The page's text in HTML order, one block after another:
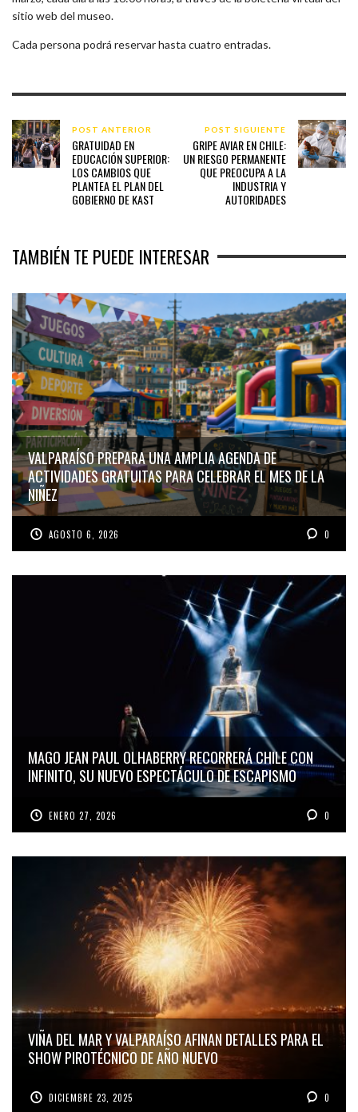
sitio web del museo.
Cada persona podrá reservar hasta cuatro entradas.
POST ANTERIOR
GRATUIDAD EN
EDUCACIÓN SUPERIOR:
LOS CAMBIOS QUE
PLANTEA EL PLAN DEL
GOBIERNO DE KAST
POST SIGUIENTE
GRIPE AVIAR EN CHILE:
UN RIESGO PERMANENTE
QUE PREOCUPA A LA
INDUSTRIA Y
AUTORIDADES
TAMBIÉN TE PUEDE INTERESAR
VALPARAÍSO PREPARA UNA AMPLIA AGENDA DE
ACTIVIDADES GRATUITAS PARA CELEBRAR EL MES DE LA
NIÑEZ
AGOSTO 6, 2026 0
MAGO JEAN PAUL OLHABERRY RECORRERÁ CHILE CON
INFINITO, SU NUEVO ESPECTÁCULO DE ESCAPISMO
ENERO 27, 2026 0
VIÑA DEL MAR Y VALPARAÍSO AFINAN DETALLES PARA EL
SHOW PIROTÉCNICO DE AÑO NUEVO
DICIEMBRE 23, 2025 0